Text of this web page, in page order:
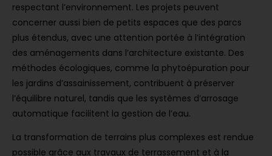
respectant l’environnement. Les projets peuvent
concerner aussi bien de petits espaces que des parcs
plus étendus, avec une attention portée à l’intégration
des aménagements dans l’architecture existante. Des
méthodes écologiques, comme la phytoépuration pour
les jardins d’assainissement, contribuent à préserver
l’équilibre naturel, tandis que les systèmes d’arrosage
automatique facilitent la gestion de l’eau.
La transformation de terrains plus complexes est rendue
possible grâce aux travaux de terrassement et à la